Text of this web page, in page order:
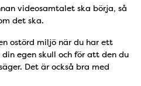
videosamtalet ska börja, så
det ska.
ostörd miljö när du har ett
egen skull och för att den du
Det är också bra med